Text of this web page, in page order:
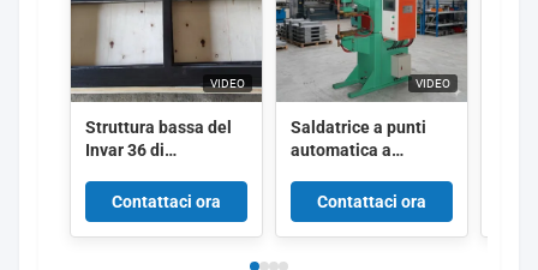
VIDEO
Struttura bassa del
Invar 36 di
espansione per le
applicazioni a
semiconduttore
Contattaci ora
VIDEO
Saldatrice a punti
automatica a
100KVA con
alimentatore di dadi
Contattaci ora